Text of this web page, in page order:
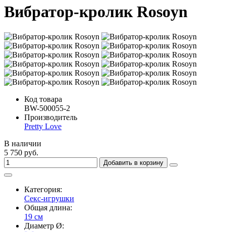
Вибратор-кролик Rosoyn
Код товара
BW-500055-2
Производитель
Pretty Love
В наличии
5 750 руб.
Добавить в корзину
Категория:
Секс-игрушки
Общая длина:
19 см
Диаметр Ø: